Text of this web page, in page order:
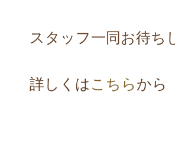
スタッフ一同お待ち
詳しくは こちら から